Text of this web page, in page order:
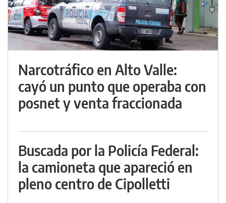
Narcotráfico en Alto Valle:
cayó un punto que operaba con
posnet y venta fraccionada
Buscada por la Policía Federal:
la camioneta que apareció en
pleno centro de Cipolletti